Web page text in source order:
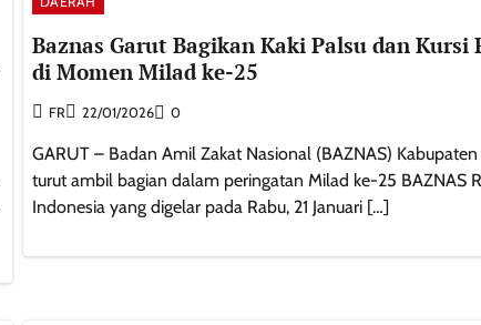
Baznas Garut Bagikan Kaki Palsu dan Kursi
di Momen Milad ke-25
FR 22/01/2026 0
GARUT – Badan Amil Zakat Nasional (BAZNAS)
turut ambil bagian dalam peringatan Milad ke-25 BAZNAS
Indonesia yang digelar pada Rabu, 21 Januari […]